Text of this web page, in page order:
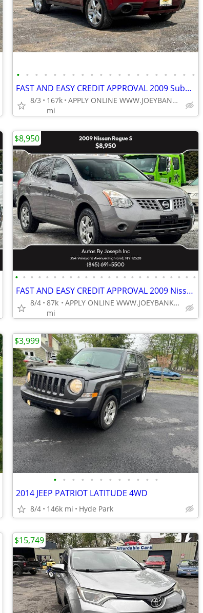
• • • • • • • • • • • • • • • • • • • •
FAST AND EASY CREDIT APPROVAL 2009 Subaru Forester 2.5 X Premium AWD
8/3
167k
mi
APPLY ONLINE WWW.JOEYBANK.COM OR MAKE CASH OFFER
• • • • • • • • • • • • • • • • • • • • • • • •
FAST AND EASY CREDIT APPROVAL 2009 Nissan Rogue S FWD SUV!!87K MILES
8/4 87k
mi
APPLY ONLINE WWW.JOEYBANK.COM OR MAKE CASH OFFER
$8,950
• • • • • • • • • • • •
2014 JEEP PATRIOT LATITUDE 4WD
8/4 146k mi Hyde Park
$3,999
$15,749